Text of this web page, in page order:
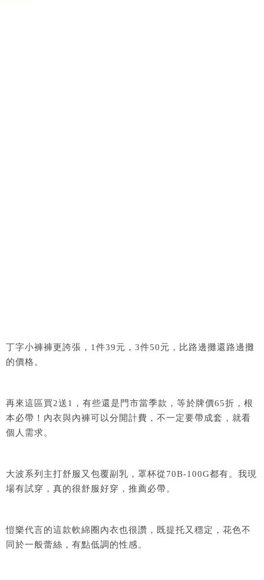
丁字小褲褲更誇張，1件39元，3件50元，比路邊攤還路邊攤
的價格。
再來這區買2送1，有些還是門市當季款，等於牌價65折，根
本必帶！內衣與內褲可以分開計費，不一定要帶成套，就看
個人需求。
大波系列主打舒服又包覆副乳，罩杯從70B-100G都有。我現
場有試穿，真的很舒服好穿，推薦必帶。
愷樂代言的這款軟綿圈內衣也很讚，既提托又穩定，花色不
同於一般蕾絲，有點低調的性感。